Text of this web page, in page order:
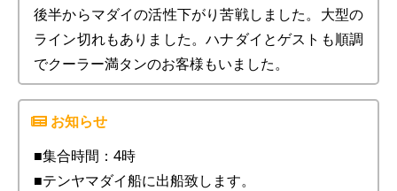
後半からマダイの活性下がり苦戦しました。大型の
ライン切れもありました。ハナダイとゲストも順調
でクーラー満タンのお客様もいました。
■集合時間：4時
■テンヤマダイ船に出船致します。